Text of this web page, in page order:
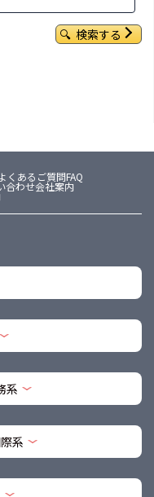
検索する
くあるご質問FAQ
合わせ会社案内
系
系